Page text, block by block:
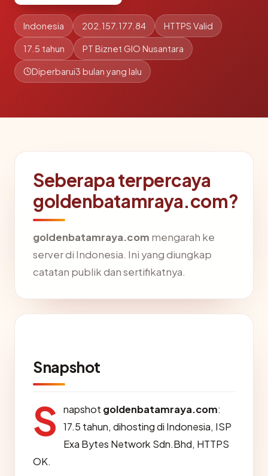
Indonesia 202.157.177.84 HTTPS Valid
17.5 tahun PT Biznet GIO Nusantara
Diperbarui3 bulan yang lalu
Seberapa terpercaya
goldenbatamraya.com?
goldenbatamraya.com mengarah ke
server di Indonesia. Ini yang diungkap
catatan publik dan sertifikatnya.
Snapshot
S napshot goldenbatamraya.com:
17.5 tahun, dihosting di Indonesia, ISP
Exa Bytes Network Sdn.Bhd, HTTPS
OK.